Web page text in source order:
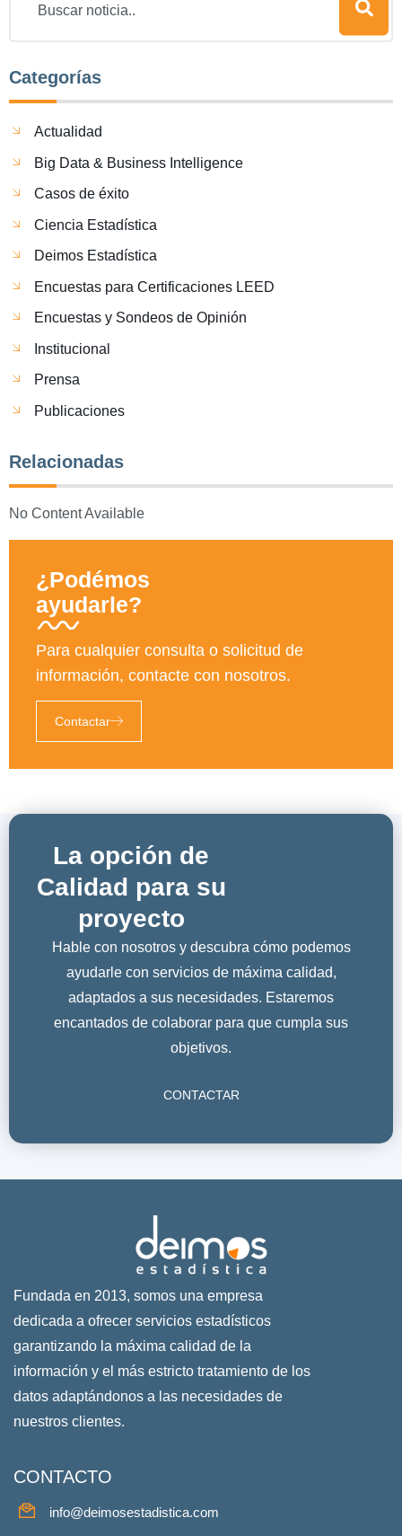
Categorías
Actualidad
Big Data & Business Intelligence
Casos de éxito
Ciencia Estadística
Deimos Estadística
Encuestas para Certificaciones LEED
Encuestas y Sondeos de Opinión
Institucional
Prensa
Publicaciones
Relacionadas
No Content Available
¿Podémos
ayudarle?
Para cualquier consulta o solicitud de
información, contacte con nosotros.
Contactar
La opción de
Calidad para su
proyecto
Hable con nosotros y descubra cómo podemos
ayudarle con servicios de máxima calidad,
adaptados a sus necesidades. Estaremos
encantados de colaborar para que cumpla sus
objetivos.
CONTACTAR
Fundada en 2013, somos una empresa
dedicada a ofrecer servicios estadísticos
garantizando la máxima calidad de la
información y el más estricto tratamiento de los
datos adaptándonos a las necesidades de
nuestros clientes.
CONTACTO
info@deimosestadistica.com